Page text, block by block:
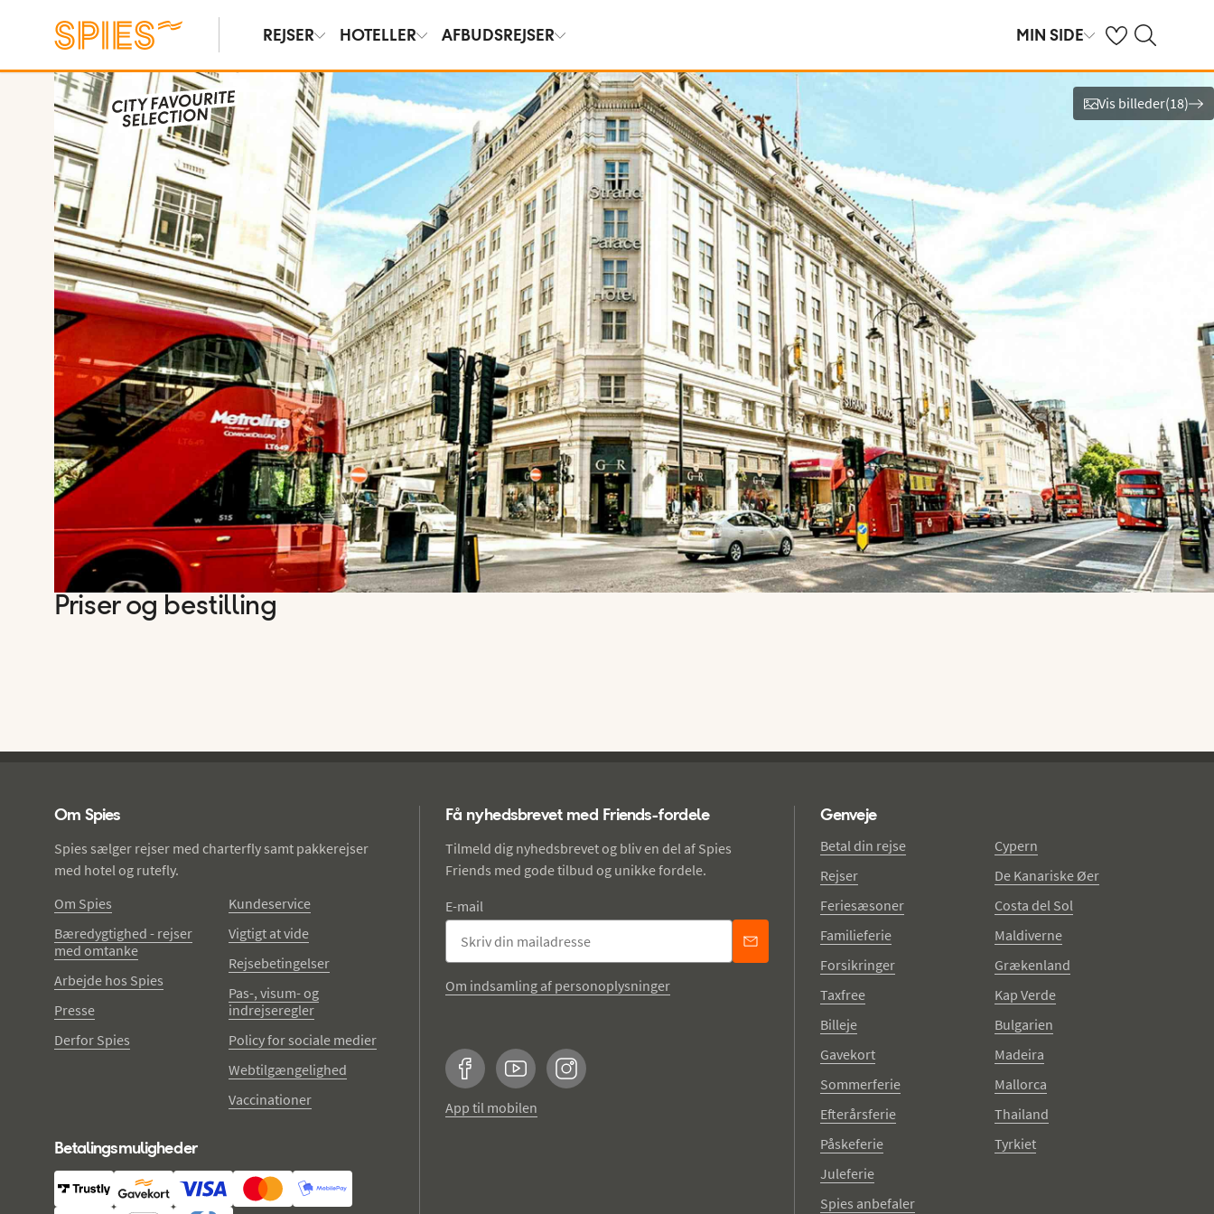
REJSER HOTELLER AFBUDSREJSER MIN SIDE Se dine gemte
Søg på spies.dk
Vis billeder(18)
Priser og bestilling
Om Spies
Spies sælger rejser med charterfly samt pakkerejser
med hotel og rutefly.
Om Spies
Bæredygtighed - rejser
med omtanke
Arbejde hos Spies
Presse
Derfor Spies
Kundeservice
Vigtigt at vide
Rejsebetingelser
Pas-, visum- og
indrejseregler
Policy for sociale medier
Webtilgængelighed
Vaccinationer
Betalingsmuligheder
Få nyhedsbrevet med Friends-fordele
Tilmeld dig nyhedsbrevet og bliv en del af Spies
Friends med gode tilbud og unikke fordele.
E-mail
Om indsamling af personoplysninger
FacebookYouTubeInstagram
App til mobilen
Genveje
Betal din rejse
Rejser
Feriesæsoner
Familieferie
Forsikringer
Taxfree
Billeje
Gavekort
Sommerferie
Efterårsferie
Påskeferie
Juleferie
Spies anbefaler
Cypern
De Kanariske Øer
Costa del Sol
Maldiverne
Grækenland
Kap Verde
Bulgarien
Madeira
Mallorca
Thailand
Tyrkiet